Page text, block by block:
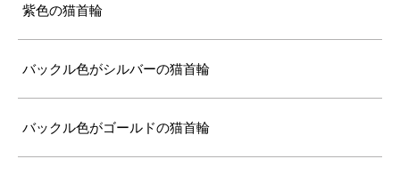
紫色の猫首輪
バックル色がシルバーの猫首輪
バックル色がゴールドの猫首輪